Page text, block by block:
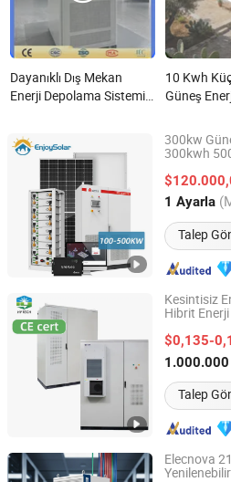
Dayanıklı Dış Mekan
Enerji Depolama Sistemi
nedir?
10 Kwh
Güneş
Güneş
Yıl
300kw
300kwh
Enerji
1 Ayarla
Talep
Enjoy Solar Co., Ltd
Anhui, China Fiyat
Kesintisiz
Hibrit Enerji
$0,135-
1.000.000
Talep
Dagong Huiyao Intelligent
Henan, China Fiyat
Elecnova